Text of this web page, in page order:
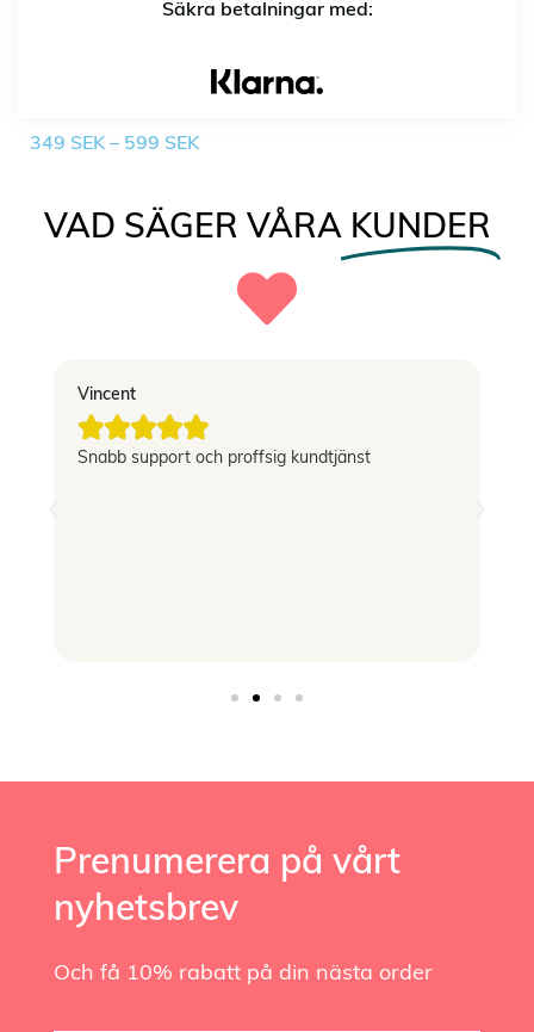
Säkra betalningar med:
349 SEK – 599 SEK
VAD SÄGER VÅRA KUNDER
Vincent

Snabb support och proffsig kundtjänst
Prenumerera på vårt
nyhetsbrev
Och få 10% rabatt på din nästa order